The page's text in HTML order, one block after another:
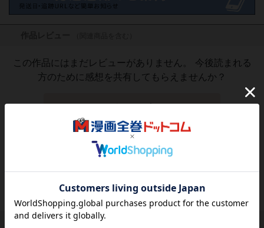
この作品にはまだレビューがありません。 今後読まれる
方のために感想を共有してもらえませんか？
レビューを書く
3,143 円 税込